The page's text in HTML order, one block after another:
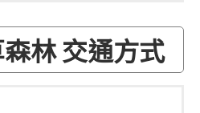
林 交通方式